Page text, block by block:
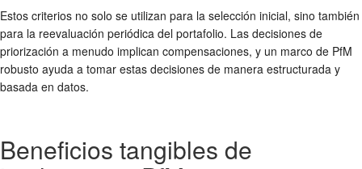
Estos criterios no solo se utilizan para la selección inicial, sino también
para la reevaluación periódica del portafolio. Las decisiones de
priorización a menudo implican compensaciones, y un marco de PfM
robusto ayuda a tomar estas decisiones de manera estructurada y
basada en datos.
Beneficios tangibles de